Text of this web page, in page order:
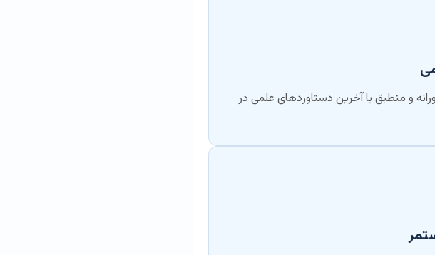
و منطبق با آخرین دستاوردهای علمی در